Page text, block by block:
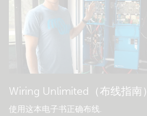
一般下载和文档
Wiring Unlimited（布线指南）
使用这本电子书正确布线.